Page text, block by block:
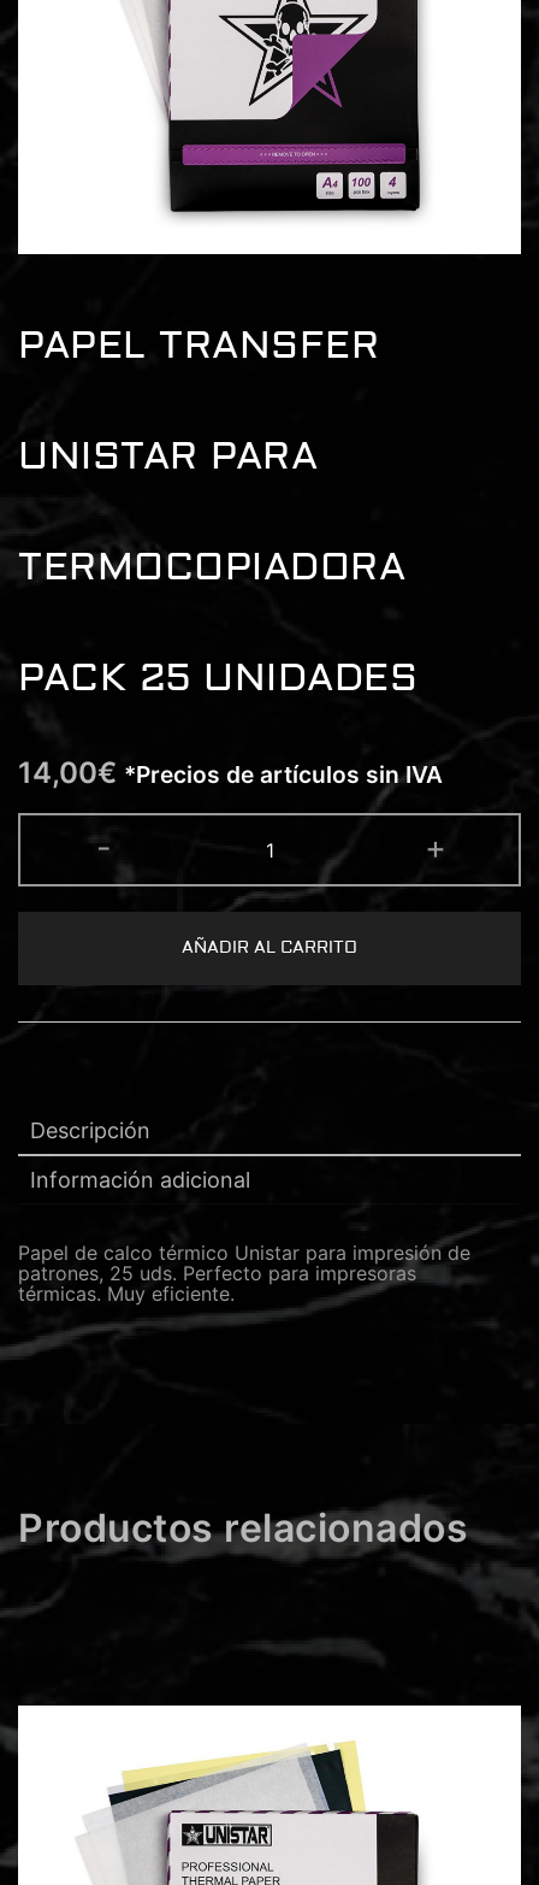
PAPEL TRANSFER
UNISTAR PARA
TERMOCOPIADORA
PACK 25 UNIDADES
14,00€ *Precios de artículos sin IVA
-
TRANSFER
UNISTAR
PARA
TERMOCOPIADORA
25
cantidad
+
AÑADIR AL CARRITO
Descripción
Información adicional
Papel de calco térmico Unistar para impresión de
patrones, 25 uds. Perfecto para impresoras
térmicas. Muy eficiente.
Productos relacionados